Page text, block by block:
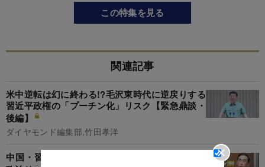
この特集を見る
関連記事
米中逆転は幻に終わる!?毛沢東時代に逆戻りする
習近平政権の「プーチン化」リスク【緊急鼎談・
後編】
ダイヤモンド編集部,竹田孝洋
中国・習近平政権はブレーキ役不在に、23年は